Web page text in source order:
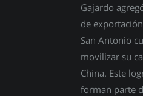
Gajardo
de
San Antonio
movilizar su
China. Este
forman parte